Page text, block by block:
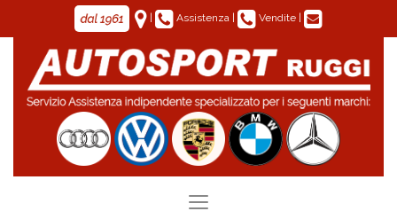
Assistenza Vendite
Toggle